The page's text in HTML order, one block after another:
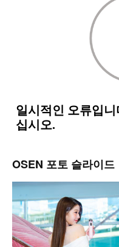
OSEN 포토 슬라이드